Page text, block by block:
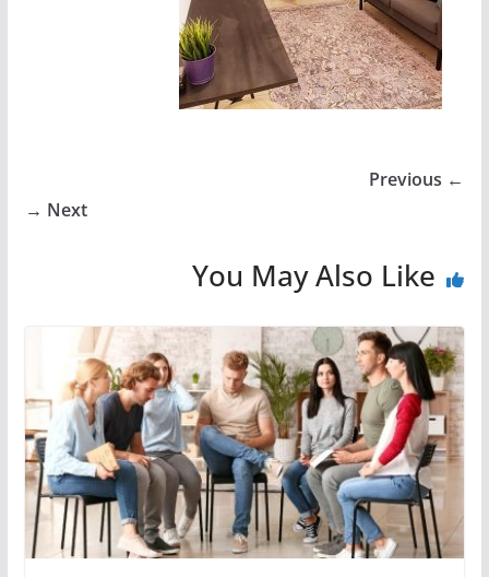
← Previous
Next →
You May Also Like